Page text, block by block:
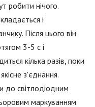
робити нічого.
і
Після цього він
3-5 с і
кілька разів, поки
з'єднання.
до світлодіодним
маркуванням